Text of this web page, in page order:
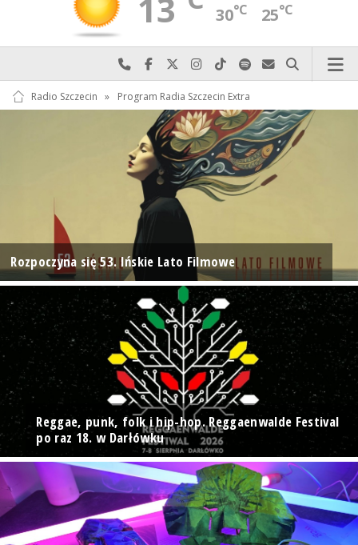
13 30°C 25°C
Najlepiej po prostu do nas zadzwoń
Odwiedź nas na Facebook-u
Odwiedź nas na X
Odwiedź nas na Instagram-ie
Odwiedź nas na TikTok-u
Szukaj nas na Spotify
Wyślij do nas
Szukaj
Radio Szczecin » Program Radia Szczecin Extra
Rozpoczyna się 53. Ińskie Lato Filmowe
Reggae, punk, folk i hip-hop. Reggaenwalde Festival
po raz 18. w Darłówku